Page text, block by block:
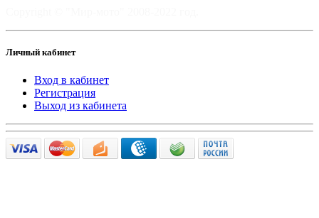
Личный кабинет
Вход в кабинет
Регистрация
Выход из кабинета